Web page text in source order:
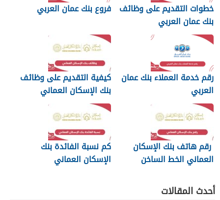
خطوات التقديم على وظائف
بنك عمان العربي
فروع بنك عمان العربي
رقم خدمة العملاء بنك عمان
العربي
كيفية التقديم على وظائف
بنك الإسكان العماني
رقم هاتف بنك الإسكان
العماني الخط الساخن
كم نسبة الفائدة بنك
الإسكان العماني
أحدث المقالات